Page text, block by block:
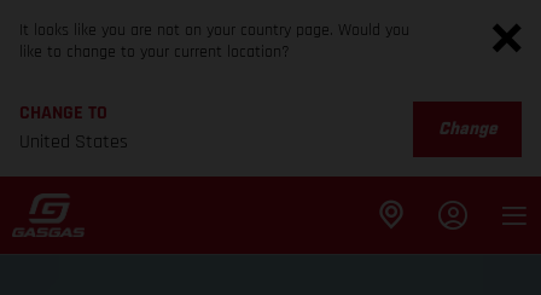
It looks like you are not on your country page. Would you
like to change to your current location?
CHANGE TO
United States
Change